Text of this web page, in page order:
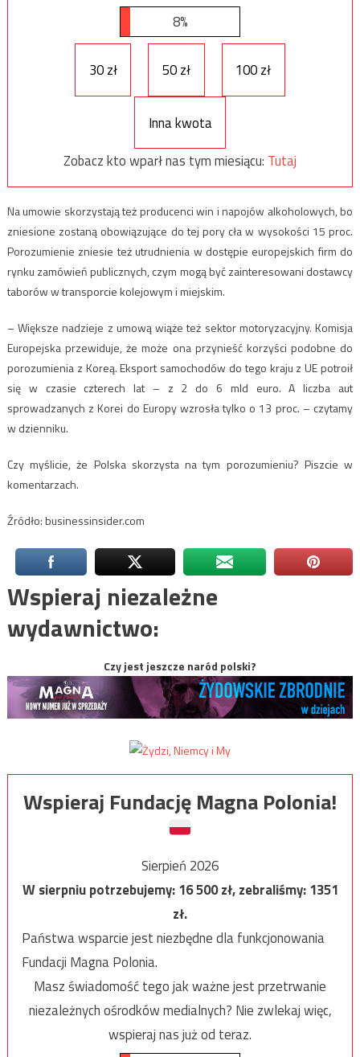
8%
30 zł 50 zł 100 zł
Inna kwota
Zobacz kto wparł nas tym miesiącu: Tutaj
Na umowie skorzystają też producenci win i napojów alkoholowych, bo
zniesione zostaną obowiązujące do tej pory cła w wysokości 15 proc.
Porozumienie zniesie też utrudnienia w dostępie europejskich firm do
rynku zamówień publicznych, czym mogą być zainteresowani dostawcy
taborów w transporcie kolejowym i miejskim.
– Większe nadzieje z umową wiąże też sektor motoryzacyjny. Komisja
Europejska przewiduje, że może ona przynieść korzyści podobne do
porozumienia z Koreą. Eksport samochodów do tego kraju z UE potroił
się w czasie czterech lat – z 2 do 6 mld euro. A liczba aut
sprowadzanych z Korei do Europy wzrosła tylko o 13 proc. – czytamy
w dzienniku.
Czy myślicie, że Polska skorzysta na tym porozumieniu? Piszcie w
komentarzach.
Źródło: businessinsider.com
Wspieraj niezależne
wydawnictwo:
Czy jest jeszcze naród polski?
Wspieraj Fundację Magna Polonia!
Sierpień 2026
W sierpniu potrzebujemy:16 500zł, zebraliśmy:1351
zł.
Państwa wsparcie jest niezbędne dla funkcjonowania
Fundacji Magna Polonia.
Masz świadomość tego jak ważne jest przetrwanie
niezależnych ośrodków medialnych? Nie zwlekaj więc,
wspieraj nas już od teraz.